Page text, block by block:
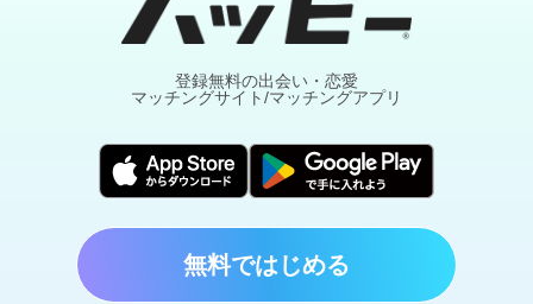
登録無料の出会い・恋愛
マッチングサイト/マッチングアプリ
無料ではじめる